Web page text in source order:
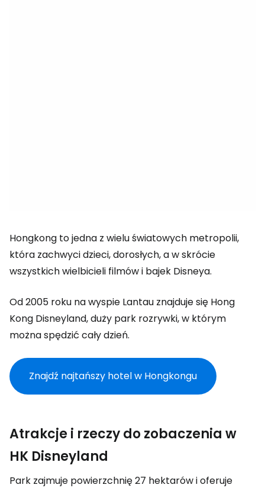
Hongkong to jedna z wielu światowych metropolii,
która zachwyci dzieci, dorosłych, a w skrócie
wszystkich wielbicieli filmów i bajek Disneya.
Od 2005 roku na wyspie Lantau znajduje się Hong
Kong Disneyland, duży park rozrywki, w którym
można spędzić cały dzień.
Znajdź najtańszy hotel w Hongkongu
Atrakcje i rzeczy do zobaczenia w
HK Disneyland
Park zajmuje powierzchnię 27 hektarów i oferuje